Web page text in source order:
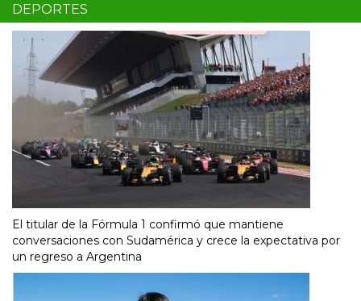
DEPORTES
El titular de la Fórmula 1 confirmó que mantiene
conversaciones con Sudamérica y crece la expectativa por
un regreso a Argentina